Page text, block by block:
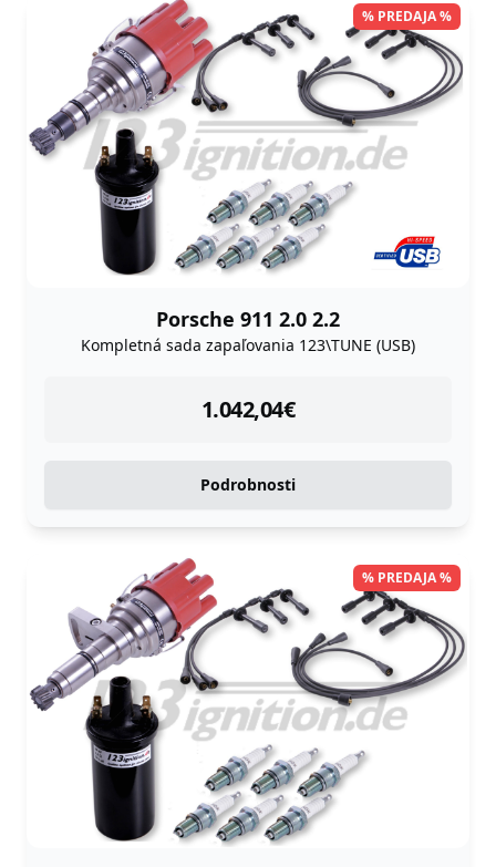
% PREDAJA %
Porsche 911 2.0 2.2
Kompletná sada zapaľovania 123\TUNE (USB)
1.042,04€
instock
Podrobnosti
% PREDAJA %